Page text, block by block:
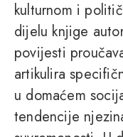
kulturnom i
dijelu knjige
povijesti
artikulira
u domaćem
tendencije